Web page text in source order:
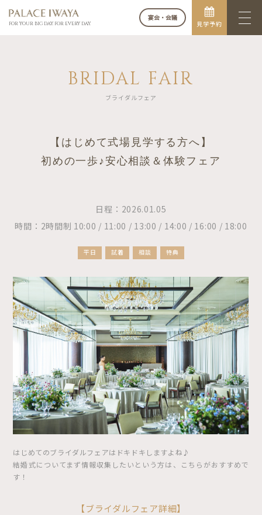
FOR YOUR BIG DAY. FOR EVERY DAY.
宴会・会議
見学予約
BRIDAL FAIR
ブライダルフェア
【はじめて式場見学する方へ】
初めの一歩♪安心相談＆体験フェア
日程：2026.01.05
時間：2時間制 10:00 / 11:00 / 13:00 / 14:00 / 16:00 / 18:00
平日 試着 相談 特典
はじめてのブライダルフェアはドキドキしますよね♪
結婚式についてまず情報収集したいという方は、こちらがおすすめで
す！
【ブライダルフェア詳細】